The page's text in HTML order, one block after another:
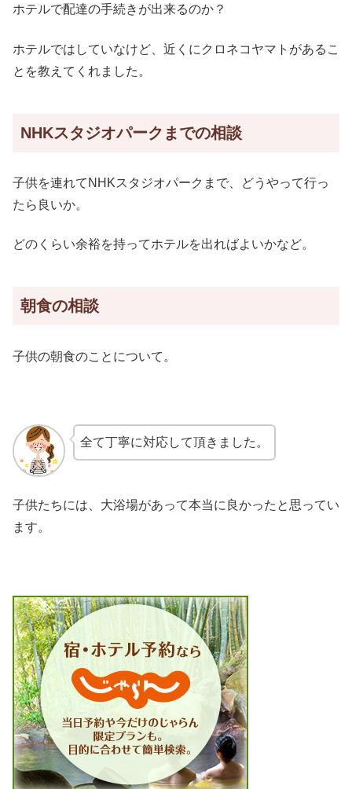
ホテルで配達の手続きが出来るのか？
ホテルではしていなけど、近くにクロネコヤマトがあるこ
とを教えてくれました。
NHKスタジオパークまでの相談
子供を連れてNHKスタジオパークまで、どうやって行っ
たら良いか。
どのくらい余裕を持ってホテルを出ればよいかなど。
朝食の相談
子供の朝食のことについて。
全て丁寧に対応して頂きました。
子供たちには、大浴場があって本当に良かったと思ってい
ます。